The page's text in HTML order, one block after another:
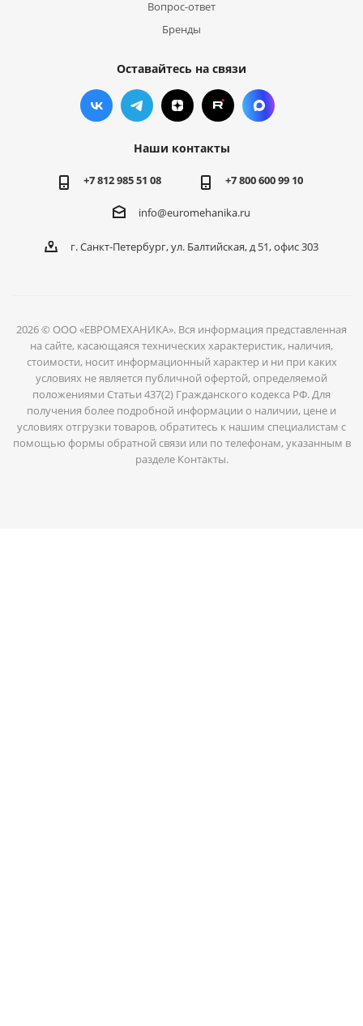
Вопрос-ответ
Бренды
Оставайтесь на связи
Наши контакты
+7 812 985 51 08 +7 800 600 99 10
info@euromehanika.ru
г. Санкт-Петербург, ул. Балтийская, д 51, офис 303
2026 © ООО «ЕВРОМЕХАНИКА». Вся информация представленная
на сайте, касающаяся технических характеристик, наличия,
стоимости, носит информационный характер и ни при каких
условиях не является публичной офертой, определяемой
положениями Статьи 437(2) Гражданского кодекса РФ. Для
получения более подробной информации о наличии, цене и
условиях отгрузки товаров, обратитесь к нашим специалистам с
помощью формы обратной связи или по телефонам, указанным в
разделе Контакты.